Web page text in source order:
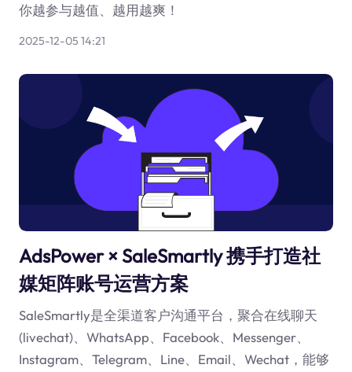
你越参与越值、越用越爽！
2025-12-05 14:21
AdsPower × SaleSmartly 携手打造社
媒矩阵账号运营方案
SaleSmartly是全渠道客户沟通平台，聚合在线聊天
(livechat)、WhatsApp、Facebook、Messenger、
Instagram、Telegram、Line、Email、Wechat，能够